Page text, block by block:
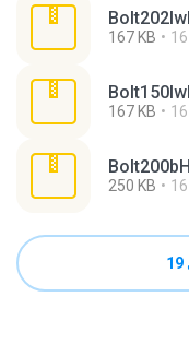
167 KB
167 KB
250 KB